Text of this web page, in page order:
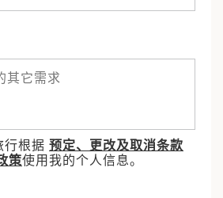
行根据 预定、更改及取消条款
策使用我的个人信息。